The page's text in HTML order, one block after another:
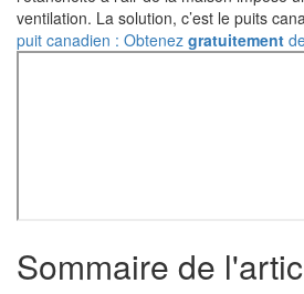
ventilation. La solution, c’est le puits
puit canadien : Obtenez gratuitement
Sommaire de